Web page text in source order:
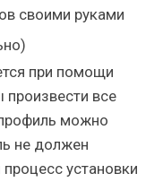
при помощи
все
можно
не должен
установки